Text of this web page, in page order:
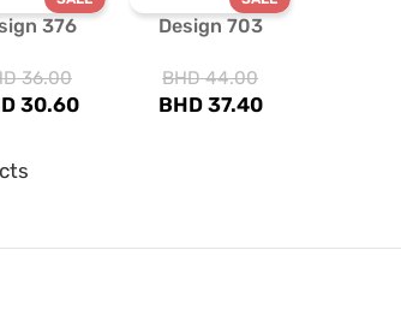
Design 703
BHD44.00
BHD37.40
376
36.00
30.60